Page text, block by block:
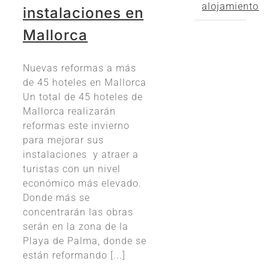
instalaciones en
Mallorca
Nuevas reformas a más
de 45 hoteles en Mallorca
Un total de 45 hoteles de
Mallorca realizarán
reformas este invierno
para mejorar sus
instalaciones y atraer a
turistas con un nivel
económico más elevado.
Donde más se
concentrarán las obras
serán en la zona de la
Playa de Palma, donde se
están reformando [...]
alojamiento